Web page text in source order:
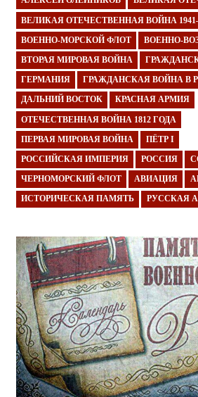
ВЕЛИКАЯ ОТЕЧЕСТВЕННАЯ ВОЙНА
ВОЕННО-МОРСКОЙ ФЛОТ ВОЕННО-
ВТОРАЯ МИРОВАЯ ВОЙНА
ГЕРМАНИЯ ГРАЖДАНСКАЯ ВОЙНА В
ДАЛЬНИЙ ВОСТОК КРАСНАЯ АРМИЯ
ОТЕЧЕСТВЕННАЯ ВОЙНА 1812 ГОДА
ПЕРВАЯ МИРОВАЯ ВОЙНА ПЁТР I
РОССИЙСКАЯ ИМПЕРИЯ РОССИЯ
ЧЕРНОМОРСКИЙ ФЛОТ АВИАЦИЯ
ИСТОРИЧЕСКАЯ ПАМЯТЬ РУССКАЯ